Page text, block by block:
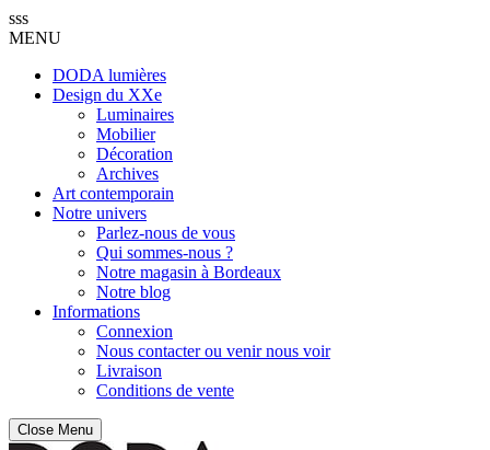
sss
MENU
DODA lumières
Design du XXe
Luminaires
Mobilier
Décoration
Archives
Art contemporain
Notre univers
Parlez-nous de vous
Qui sommes-nous ?
Notre magasin à Bordeaux
Notre blog
Informations
Connexion
Nous contacter ou venir nous voir
Livraison
Conditions de vente
Close Menu